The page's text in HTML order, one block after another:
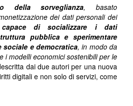
della sorveglianza, basato
dei dati personali dei
di socializzare i dati
pubblica e sperimentare
e democratica, in modo da
i modelli economici sostenibili per le
dai due autori per una nuova
digitali e non solo di servizi, come